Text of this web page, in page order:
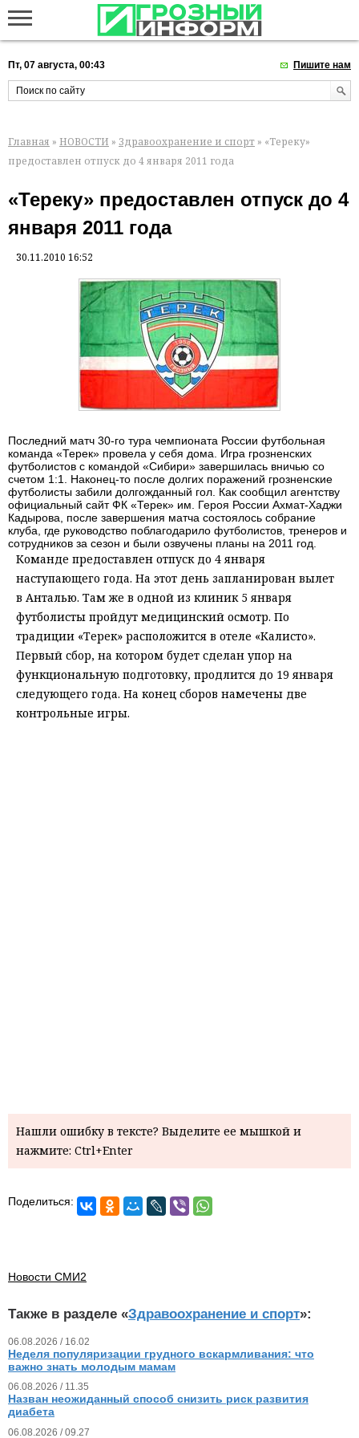
Пт, 07 августа, 00:43 Пишите нам
Главная » НОВОСТИ » Здравоохранение и спорт » «Тереку»
предоставлен отпуск до 4 января 2011 года
«Тереку» предоставлен отпуск до 4
января 2011 года
30.11.2010 16:52
Последний матч 30-го тура чемпионата России футбольная
команда «Терек» провела у себя дома. Игра грозненских
футболистов с командой «Сибири» завершилась вничью со
счетом 1:1. Наконец-то после долгих поражений грозненские
футболисты забили долгожданный гол. Как сообщил агентству
официальный сайт ФК «Терек» им. Героя России Ахмат-Хаджи
Кадырова, после завершения матча состоялось собрание
клуба, где руководство поблагодарило футболистов, тренеров и
сотрудников за сезон и были озвучены планы на 2011 год.
Команде предоставлен отпуск до 4 января
наступающего года. На этот день запланирован вылет
в Анталью. Там же в одной из клиник 5 января
футболисты пройдут медицинский осмотр. По
традиции «Терек» расположится в отеле «Калисто».
Первый сбор, на котором будет сделан упор на
функциональную подготовку, продлится до 19 января
следующего года. На конец сборов намечены две
контрольные игры.
Нашли ошибку в тексте? Выделите ее мышкой и
нажмите: Ctrl+Enter
Поделиться:
Новости СМИ2
Также в разделе «Здравоохранение и спорт»:
06.08.2026 / 16.02
Неделя популяризации грудного вскармливания: что
важно знать молодым мамам
06.08.2026 / 11.35
Назван неожиданный способ снизить риск развития
диабета
06.08.2026 / 09.27